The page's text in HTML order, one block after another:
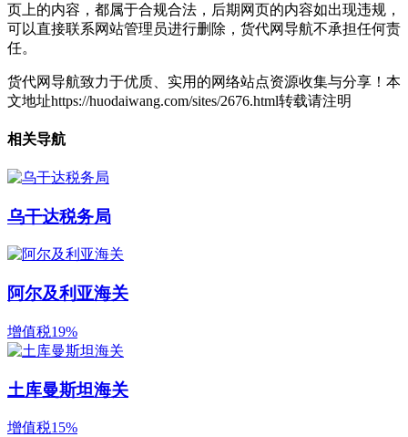
页上的内容，都属于合规合法，后期网页的内容如出现违规，
可以直接联系网站管理员进行删除，货代网导航不承担任何责
任。
货代网导航致力于优质、实用的网络站点资源收集与分享！ 本
文地址https://huodaiwang.com/sites/2676.html转载请注明
相关导航
乌干达税务局
阿尔及利亚海关
增值税19%
土库曼斯坦海关
增值税15%